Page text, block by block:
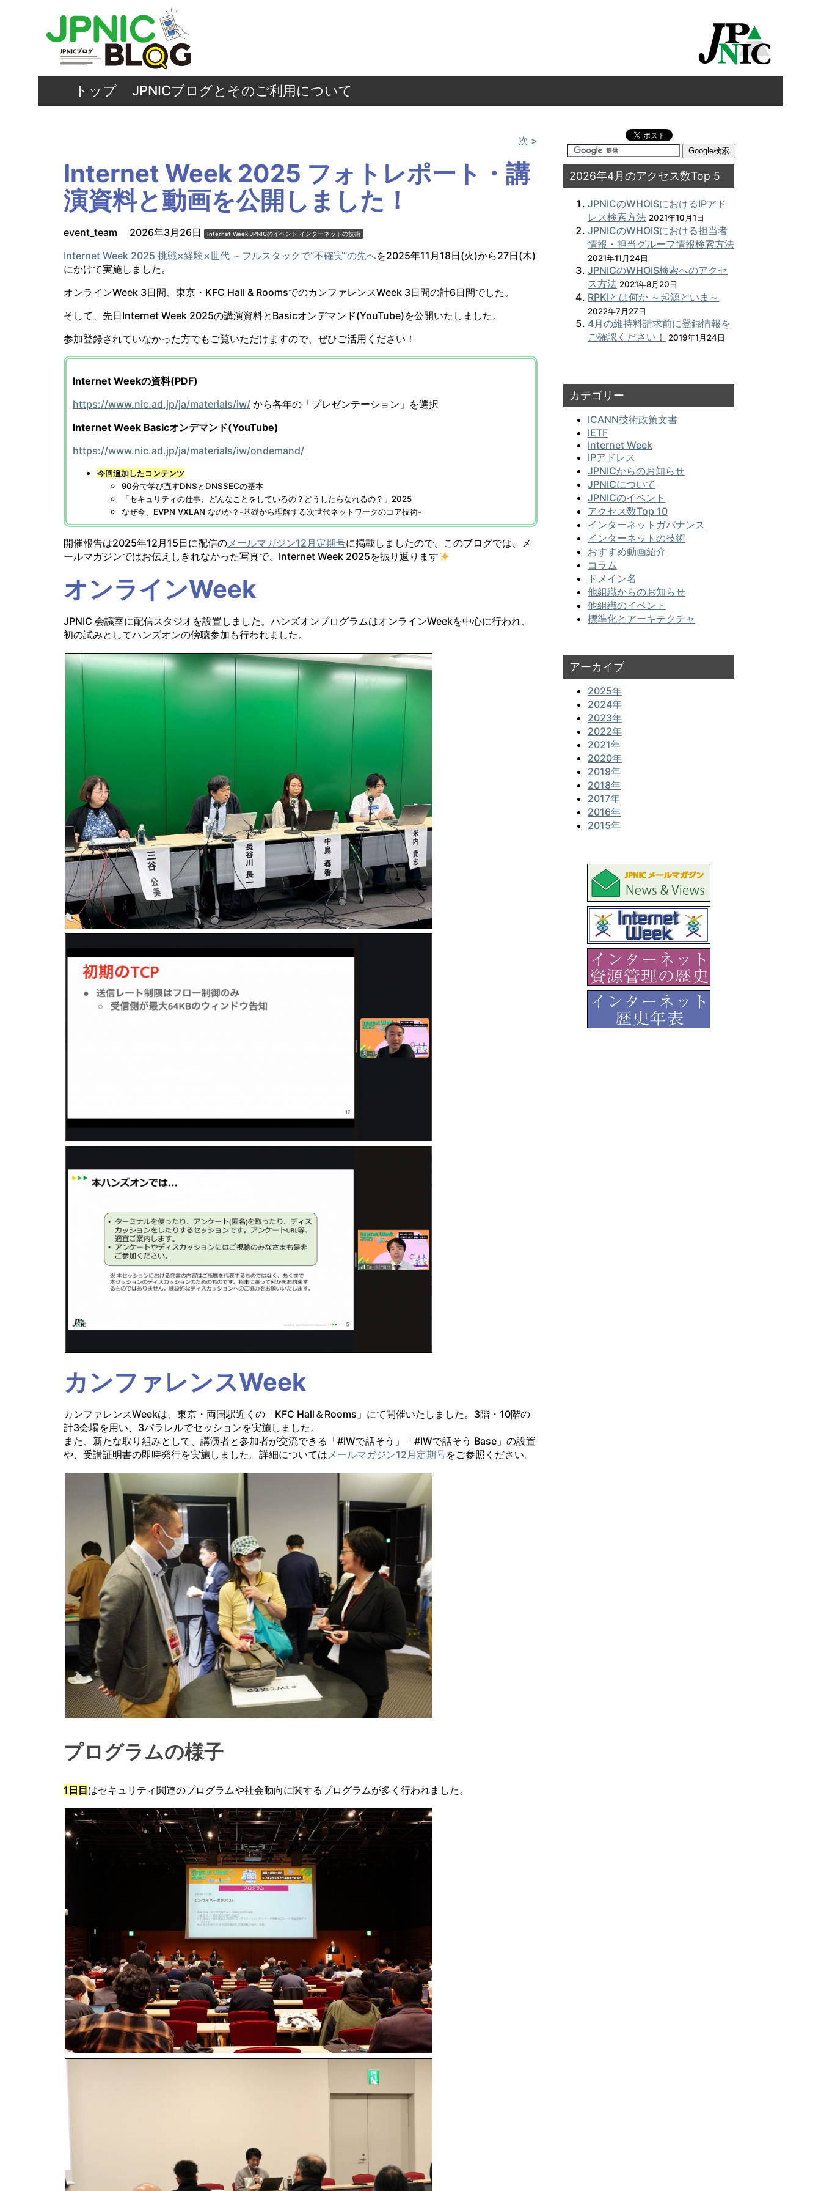
トップ JPNICブログとそのご利用について
次 >
Internet Week 2025 フォトレポート・講
演資料と動画を公開しました！
event_team 2026年3月26日 Internet Week JPNICのイベント インターネットの技術
Internet Week 2025 挑戦×経験×世代 ～フルスタックで“不確実”の先へを2025年11月18日(火)から27日(木)
にかけて実施しました。
オンラインWeek 3日間、東京・KFC Hall & RoomsでのカンファレンスWeek 3日間の計6日間でした。
そして、先日Internet Week 2025の講演資料とBasicオンデマンド(YouTube)を公開いたしました。
参加登録されていなかった方でもご覧いただけますので、ぜひご活用ください！
Internet Weekの資料(PDF)
https://www.nic.ad.jp/ja/materials/iw/ から各年の「プレゼンテーション」を選択
Internet Week Basicオンデマンド(YouTube)
https://www.nic.ad.jp/ja/materials/iw/ondemand/
今回追加したコンテンツ
90分で学び直すDNSとDNSSECの基本
「セキュリティの仕事、どんなことをしているの？どうしたらなれるの？」2025
なぜ今、EVPN VXLAN なのか？-基礎から理解する次世代ネットワークのコア技術-
開催報告は2025年12月15日に配信のメールマガジン12月定期号に掲載しましたので、このブログでは、メ
ールマガジンではお伝えしきれなかった写真で、Internet Week 2025を振り返ります
オンラインWeek
JPNIC 会議室に配信スタジオを設置しました。ハンズオンプログラムはオンラインWeekを中心に行われ、
初の試みとしてハンズオンの傍聴参加も行われました。
カンファレンスWeek
カンファレンスWeekは、東京・両国駅近くの「KFC Hall＆Rooms」にて開催いたしました。3階・10階の
計3会場を用い、3パラレルでセッションを実施しました。
また、新たな取り組みとして、講演者と参加者が交流できる「#IWで話そう」「#IWで話そう Base」の設置
や、受講証明書の即時発行を実施しました。詳細については メールマガジン12月定期号をご参照ください。
プログラムの様子
1日目はセキュリティ関連のプログラムや社会動向に関するプログラムが多く行われました。
2026年4月のアクセス数Top 5
JPNICのWHOISにおけるIPアド
レス検索方法 2021年10月1日
JPNICのWHOISにおける担当者
情報・担当グループ情報検索方法
2021年11月24日
JPNICのWHOIS検索へのアクセ
ス方法 2021年8月20日
RPKIとは何か ～起源といま～
2022年7月27日
4月の維持料請求前に登録情報を
ご確認ください！
2019年1月24日
カテゴリー
ICANN技術政策文書
IETF
Internet Week
IPアドレス
JPNICからのお知らせ
JPNICについて
JPNICのイベント
アクセス数Top 10
インターネットガバナンス
インターネットの技術
おすすめ動画紹介
コラム
ドメイン名
他組織からのお知らせ
他組織のイベント
標準化とアーキテクチャ
アーカイブ
2025年
2024年
2023年
2022年
2021年
2020年
2019年
2018年
2017年
2016年
2015年